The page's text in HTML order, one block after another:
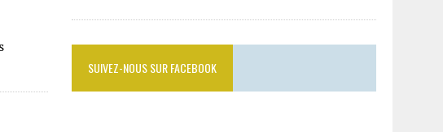
SUIVEZ-NOUS SUR FACEBOOK